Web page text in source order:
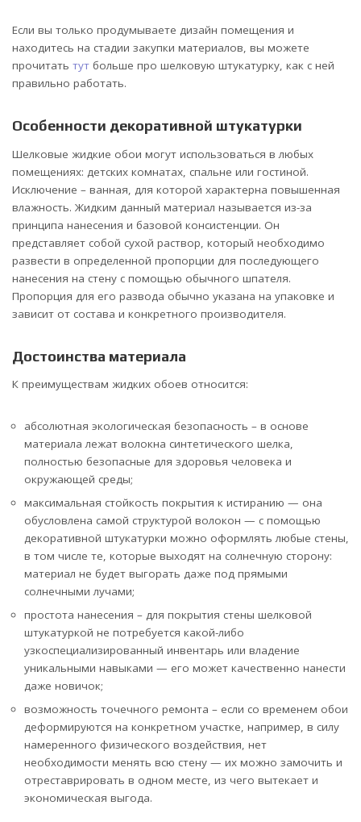
Если вы только продумываете дизайн помещения и
находитесь на стадии закупки материалов, вы можете
прочитать тут больше про шелковую штукатурку, как с ней
правильно работать.
Особенности декоративной штукатурки
Шелковые жидкие обои могут использоваться в любых
помещениях: детских комнатах, спальне или гостиной.
Исключение – ванная, для которой характерна повышенная
влажность. Жидким данный материал называется из-за
принципа нанесения и базовой консистенции. Он
представляет собой сухой раствор, который необходимо
развести в определенной пропорции для последующего
нанесения на стену с помощью обычного шпателя.
Пропорция для его развода обычно указана на упаковке и
зависит от состава и конкретного производителя.
Достоинства материала
К преимуществам жидких обоев относится:
абсолютная экологическая безопасность – в основе
материала лежат волокна синтетического шелка,
полностью безопасные для здоровья человека и
окружающей среды;
максимальная стойкость покрытия к истиранию — она
обусловлена самой структурой волокон — с помощью
декоративной штукатурки можно оформлять любые стены,
в том числе те, которые выходят на солнечную сторону:
материал не будет выгорать даже под прямыми
солнечными лучами;
простота нанесения – для покрытия стены шелковой
штукатуркой не потребуется какой-либо
узкоспециализированный инвентарь или владение
уникальными навыками — его может качественно нанести
даже новичок;
возможность точечного ремонта – если со временем обои
деформируются на конкретном участке, например, в силу
намеренного физического воздействия, нет
необходимости менять всю стену — их можно замочить и
отреставрировать в одном месте, из чего вытекает и
экономическая выгода.